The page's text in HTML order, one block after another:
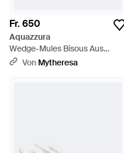
Fr. 650
Aquazzura
Wedge-Mules Bisous Aus
Veloursleder - Braun
Von Mytheresa